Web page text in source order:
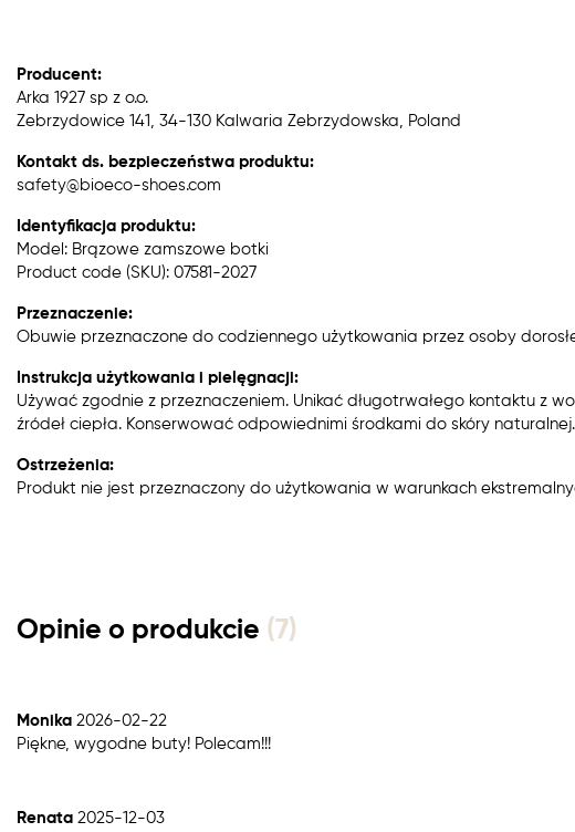
Producent:
Arka 1927 sp z o.o.
Zebrzydowice 141, 34-130 Kalwaria Zebrzydowska, Poland
Kontakt ds. bezpieczeństwa produktu:
safety@bioeco-shoes.com
Identyfikacja produktu:
Model: Brązowe zamszowe botki
Product code (SKU): 07581-2027
Przeznaczenie:
Obuwie przeznaczone do codziennego użytkowania przez osoby
Instrukcja użytkowania i pielęgnacji:
Używać zgodnie z przeznaczeniem. Unikać długotrwałego kontaktu z
źródeł ciepła. Konserwować odpowiednimi środkami do skóry naturalnej.
Ostrzeżenia:
Produkt nie jest przeznaczony do użytkowania w warunkach
Opinie o produkcie (7)
Monika 2026-02-22
Piękne, wygodne buty! Polecam!!!
Renata 2025-12-03